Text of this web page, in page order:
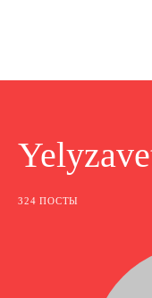
324 ПОСТЫ